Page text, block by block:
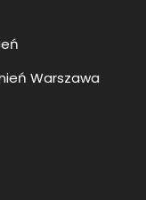
Warszawa